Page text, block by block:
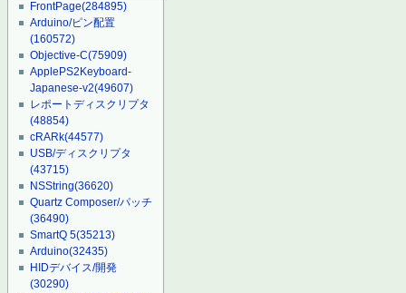
FrontPage(284895)
Arduino/ピン配置
(160572)
Objective-C(75909)
ApplePS2Keyboard-
Japanese-v2(49607)
レポートディスクリプタ
(48854)
cRARk(44577)
USB/ディスクリプタ
(43715)
NSString(36620)
Quartz Composer/パッチ
(36490)
SmartQ 5(35213)
Arduino(32435)
HIDデバイス/開発
(30290)